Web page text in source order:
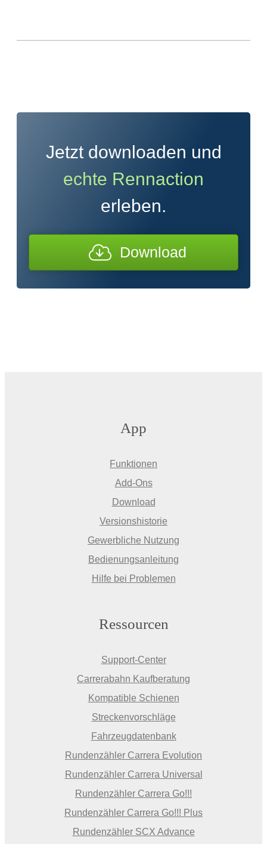
Jetzt downloaden und
echte Rennaction
erleben.
Download
App
Funktionen
Add-Ons
Download
Versionshistorie
Gewerbliche Nutzung
Bedienungsanleitung
Hilfe bei Problemen
Ressourcen
Support-Center
Carrerabahn Kaufberatung
Kompatible Schienen
Streckenvorschläge
Fahrzeugdatenbank
Rundenzähler Carrera Evolution
Rundenzähler Carrera Universal
Rundenzähler Carrera Go!!!
Rundenzähler Carrera Go!!! Plus
Rundenzähler SCX Advance